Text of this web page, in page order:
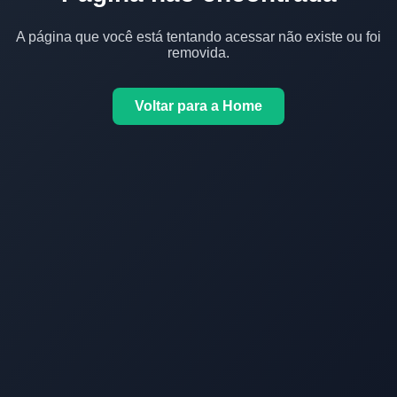
A página que você está tentando acessar não existe ou foi
removida.
Voltar para a Home